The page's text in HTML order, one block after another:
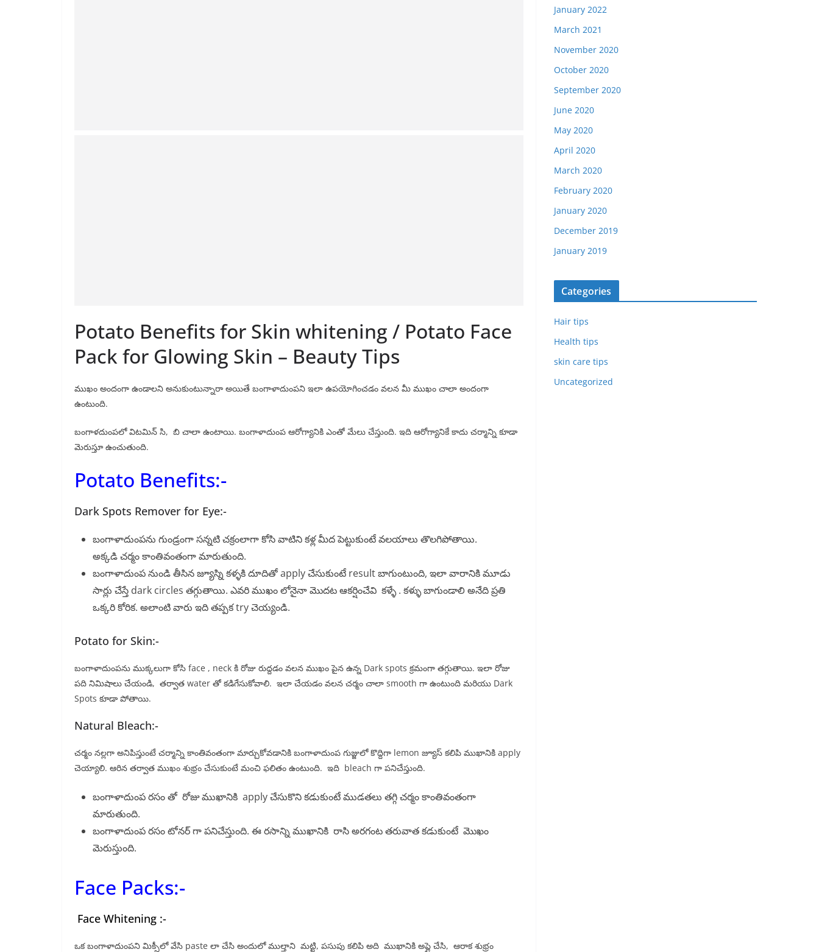
Potato Benefits for Skin whitening / Potato Face
Pack for Glowing Skin – Beauty Tips
ముఖం అందంగా ఉండాలని అనుకుంటున్నారా అయితే బంగాళాదుంపని ఇలా ఉపయోగించడం వలన మీ ముఖం చాలా అందంగా
ఉంటుంది.
బంగాళదుంపలో విటమిన్ సి, బి చాలా ఉంటాయి. బంగాళాదుంప ఆరోగ్యానికి ఎంతో మేలు చేస్తుంది. ఇది ఆరోగ్యానికే కాదు చర్మాన్ని కూడా
మెరుస్తూ ఉంచుతుంది.
Potato Benefits:-
Dark Spots Remover for Eye:-
బంగాళాదుంపను గుండ్రంగా సన్నటి చక్రంలాగా కోసి వాటిని కళ్ల మీద పెట్టుకుంటే వలయాలు తొలగిపోతాయి.
అక్కడి చర్మం కాంతివంతంగా మారుతుంది.
బంగాళాదుంప నుండి తీసిన జ్యూస్ని కళ్ళకి దూదితో apply చేసుకుంటే result బాగుంటుంది, ఇలా వారానికి మూడు
సార్లు చేస్తే dark circles తగ్గుతాయి. ఎవరి ముఖం లోనైనా మొదట ఆకర్షించేవి కళ్ళే . కళ్ళు బాగుండాలి అనేది ప్రతి
ఒక్కరి కోరిక. అలాంటి వారు ఇది తప్పక try చెయ్యండి.
Potato for Skin:-
బంగాళాదుంపను ముక్కలుగా కోసి face , neck కి రోజు రుద్దడం వలన ముఖం పైన ఉన్న Dark spots క్రమంగా తగ్గుతాయి. ఇలా రోజు
పది నిమిషాలు చేయండి, తర్వాత water తో కడిగేసుకోవాలి. ఇలా చేయడం వలన చర్మం చాలా smooth గా ఉంటుంది మరియు Dark
Spots కూడా పోతాయి.
Natural Bleach:-
చర్మం నల్లగా అనిపిస్తుంటే చర్మాన్ని కాంతివంతంగా మార్చుకోవడానికి బంగాళాదుంప గుజ్జులో కొద్దిగా lemon జ్యూస్ కలిపి ముఖానికి apply
చెయ్యాలి. ఆరిన తర్వాత ముఖం శుభ్రం చేసుకుంటే మంచి ఫలితం ఉంటుంది. ఇది bleach గా పనిచేస్తుంది.
బంగాళాదుంప రసం తో రోజు ముఖానికి apply చేసుకొని కడుకుంటే ముడతలు తగ్గి చర్మం కాంతివంతంగా
మారుతుంది.
బంగాళాదుంప రసం టోనర్ గా పనిచేస్తుంది. ఈ రసాన్ని ముఖానికి రాసి అరగంట తరువాత కడుకుంటే మొఖం
మెరుస్తుంది.
Face Packs:-
Face Whitening :-
ఒక బంగాళాదుంపని మిక్సీలో వేసి paste లా చేసి అందులో ముల్తాని మట్టి, పసుపు కలిపి అది ముఖానికి అప్లై చేసి, ఆరాక శుభ్రం
January 2022
March 2021
November 2020
October 2020
September 2020
June 2020
May 2020
April 2020
March 2020
February 2020
January 2020
December 2019
January 2019
Categories
Hair tips
Health tips
skin care tips
Uncategorized